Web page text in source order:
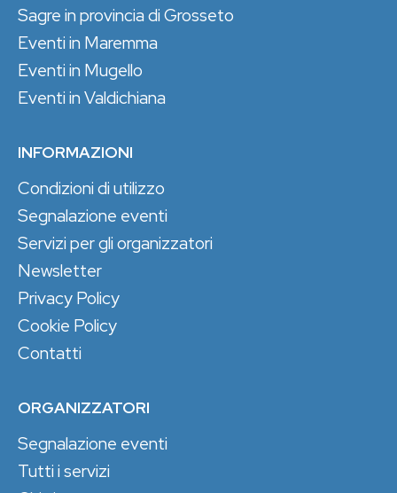
Sagre in provincia di Grosseto
Eventi in Maremma
Eventi in Mugello
Eventi in Valdichiana
INFORMAZIONI
Condizioni di utilizzo
Segnalazione eventi
Servizi per gli organizzatori
Newsletter
Privacy Policy
Cookie Policy
Contatti
ORGANIZZATORI
Segnalazione eventi
Tutti i servizi